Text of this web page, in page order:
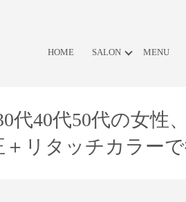
HOME SALON MENU
代40代50代の女
リタッチカラー